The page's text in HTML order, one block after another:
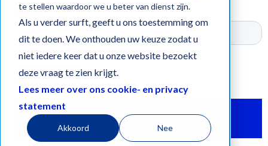
te stellen waardoor we u beter van dienst zijn.
Als u verder surft, geeft u ons toestemming om
dit te doen. We onthouden uw keuze zodat u
niet iedere keer dat u onze website bezoekt
deze vraag te zien krijgt.
Lees meer over ons cookie- en privacy
statement
Akkoord Nee
Social media